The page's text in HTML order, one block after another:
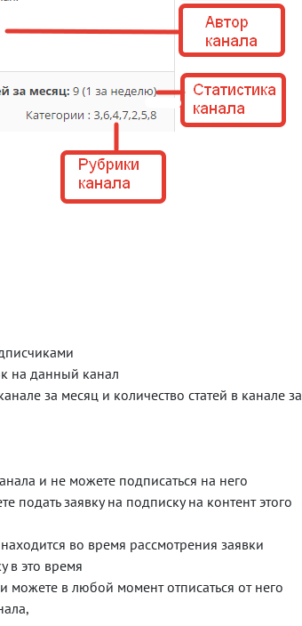
на данный канал
за месяц и количество статей в канале за
и не можете подписаться на него
подать заявку на подписку на контент этого
во время рассмотрения заявки
в это время
можете в любой момент отписаться от него